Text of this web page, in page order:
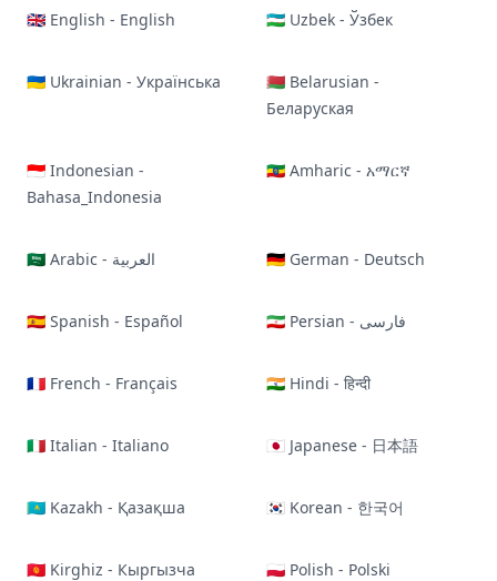
🇬🇧 English - English 🇺🇿 Uzbek - Ўзбек
🇺🇦 Ukrainian - Українська
🇧🇾 Belarusian -
Беларуская
🇮🇩 Indonesian -
Bahasa_Indonesia
🇪🇹 Amharic - አማርኛ
🇸🇦 Arabic - العربية 🇩🇪 German - Deutsch
🇪🇸 Spanish - Español 🇮🇷 Persian - فارسی
🇫🇷 French - Français 🇮🇳 Hindi - हिन्दी
🇮🇹 Italian - Italiano 🇯🇵 Japanese - 日本語
🇰🇿 Kazakh - Қазақша 🇰🇷 Korean - 한국어
🇰🇬 Kirghiz - Кыргызча 🇵🇱 Polish - Polski